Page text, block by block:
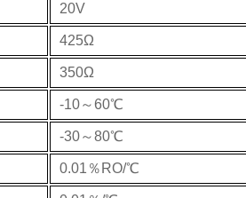
20V
425Ω
350Ω
-10～60℃
-30～80℃
0.01％RO/℃